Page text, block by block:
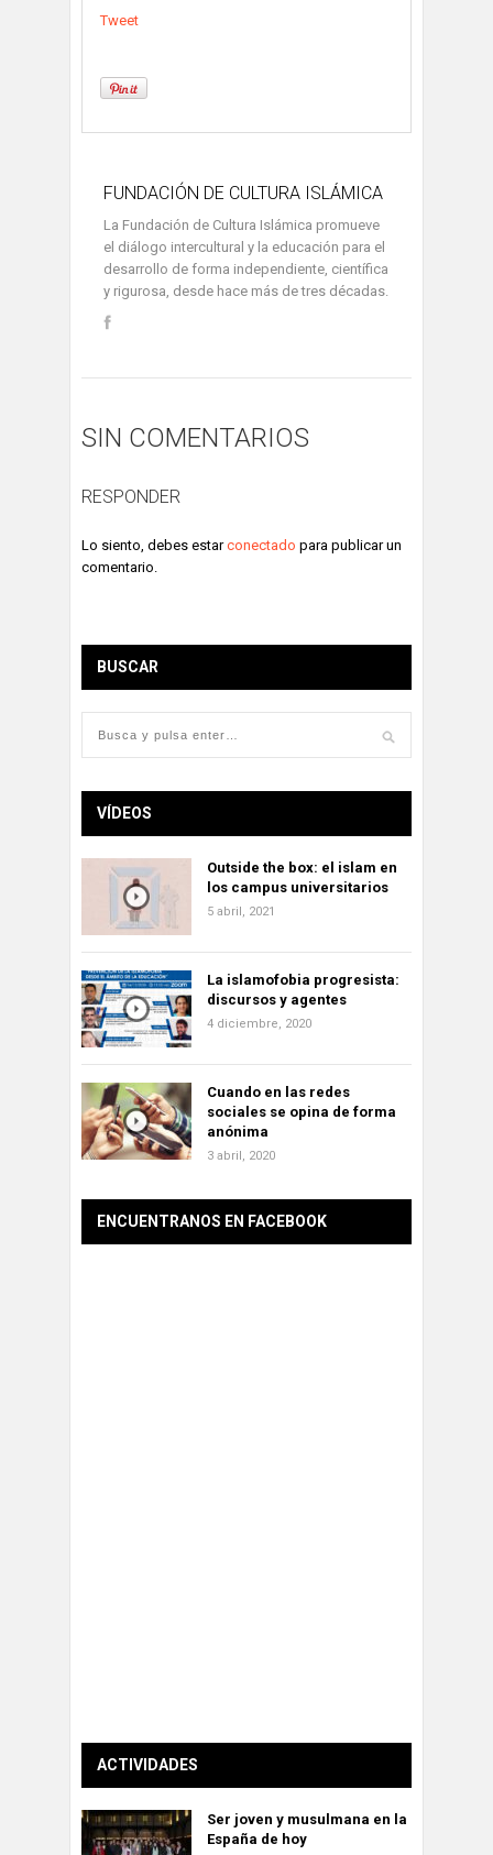
Tweet
FUNDACIÓN DE CULTURA ISLÁMICA
La Fundación de Cultura Islámica promueve
el diálogo intercultural y la educación para el
desarrollo de forma independiente, científica
y rigurosa, desde hace más de tres décadas.
SIN COMENTARIOS
RESPONDER
Lo siento, debes estarconectado para publicar un
comentario.
BUSCAR
VÍDEOS
Outside the box: el islam en
los campus universitarios
5 abril, 2021
La islamofobia progresista:
discursos y agentes
4 diciembre, 2020
Cuando en las redes
sociales se opina de forma
anónima
3 abril, 2020
ENCUENTRANOS EN FACEBOOK
ACTIVIDADES
Ser joven y musulmana en la
España de hoy